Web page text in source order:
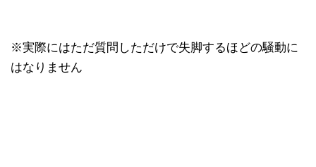
※実際にはただ質問しただけで失脚するほどの騒動に
はなりません